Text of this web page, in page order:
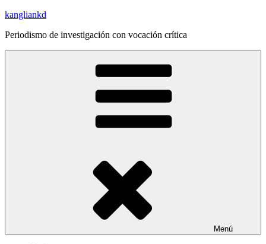
Saltar
contenido
kangliankd
Periodismo de investigación con vocación crítica
Menú